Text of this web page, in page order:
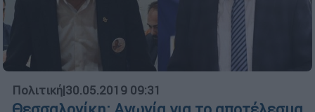
Πολιτική|30.05.2019 09:31